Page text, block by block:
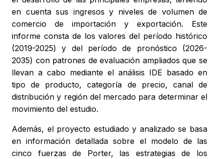
en cuenta sus ingresos y niveles de volumen de
comercio de importación y exportación. Este
informe consta de los valores del período histórico
(2019-2025) y del período de pronóstico (2026-
2035) con patrones de evaluación ampliados que se
llevan a cabo mediante el análisis IDE basado en
tipo de producto, categoría de precio, canal de
distribución y región del mercado para determinar el
movimiento del estudio.
Además, el proyecto estudiado y analizado se basa
en información detallada sobre el modelo de las
cinco fuerzas de Porter, las estrategias de los